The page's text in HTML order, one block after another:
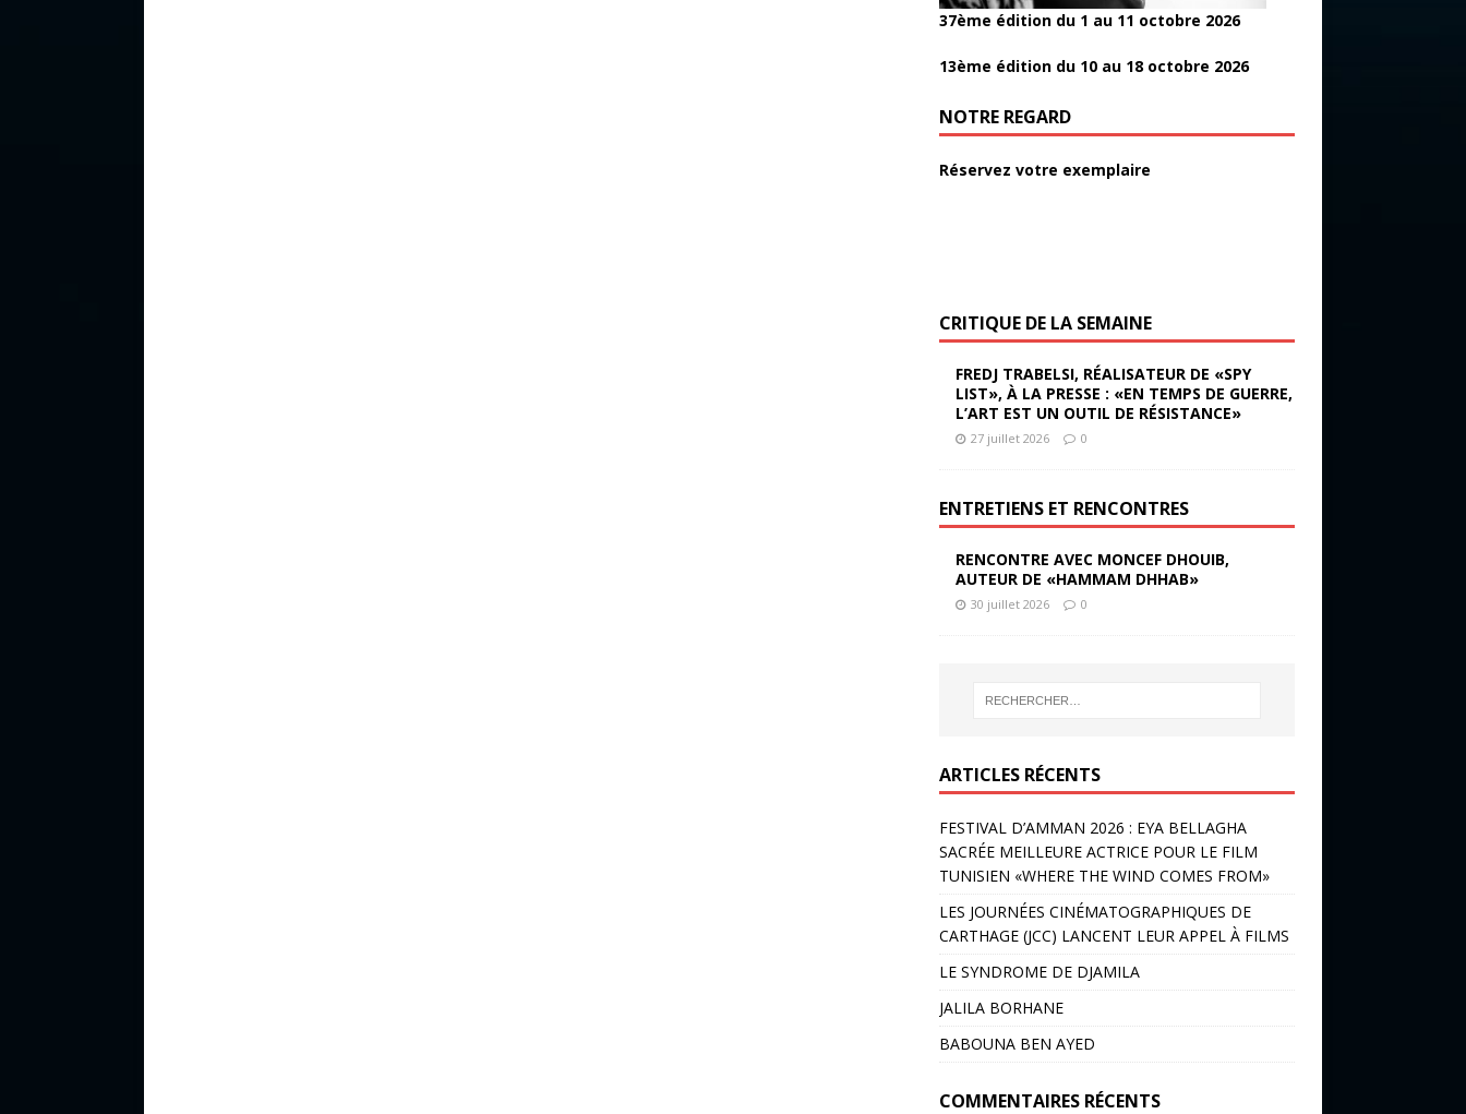
37ème édition du 1 au 11 octobre 2026
13ème édition du 10 au 18 octobre 2026
NOTRE REGARD
Réservez votre exemplaire
CRITIQUE DE LA SEMAINE
FREDJ TRABELSI, RÉALISATEUR DE «SPY
LIST», À LA PRESSE : «EN TEMPS DE GUERRE,
L’ART EST UN OUTIL DE RÉSISTANCE»
27 juillet 2026 0
ENTRETIENS ET RENCONTRES
RENCONTRE AVEC MONCEF DHOUIB,
AUTEUR DE «HAMMAM DHHAB»
30 juillet 2026 0
ARTICLES RÉCENTS
FESTIVAL D’AMMAN 2026 : EYA BELLAGHA
SACRÉE MEILLEURE ACTRICE POUR LE FILM
TUNISIEN «WHERE THE WIND COMES FROM»
LES JOURNÉES CINÉMATOGRAPHIQUES DE
CARTHAGE (JCC) LANCENT LEUR APPEL À FILMS
LE SYNDROME DE DJAMILA
JALILA BORHANE
BABOUNA BEN AYED
COMMENTAIRES RÉCENTS